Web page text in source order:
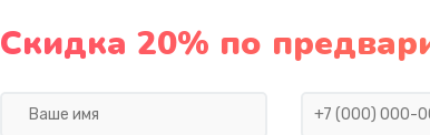
Скидка 20% по